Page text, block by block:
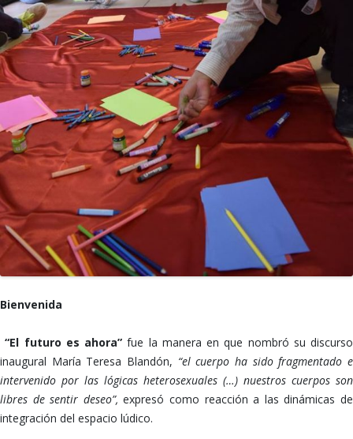
Bienvenida
“El futuro es ahora” fue la manera en que nombró su discurso
inaugural María Teresa Blandón, “el cuerpo ha sido fragmentado e
intervenido por las lógicas heterosexuales (…) nuestros cuerpos son
libres de sentir deseo”, expresó como reacción a las dinámicas de
integración del espacio lúdico.